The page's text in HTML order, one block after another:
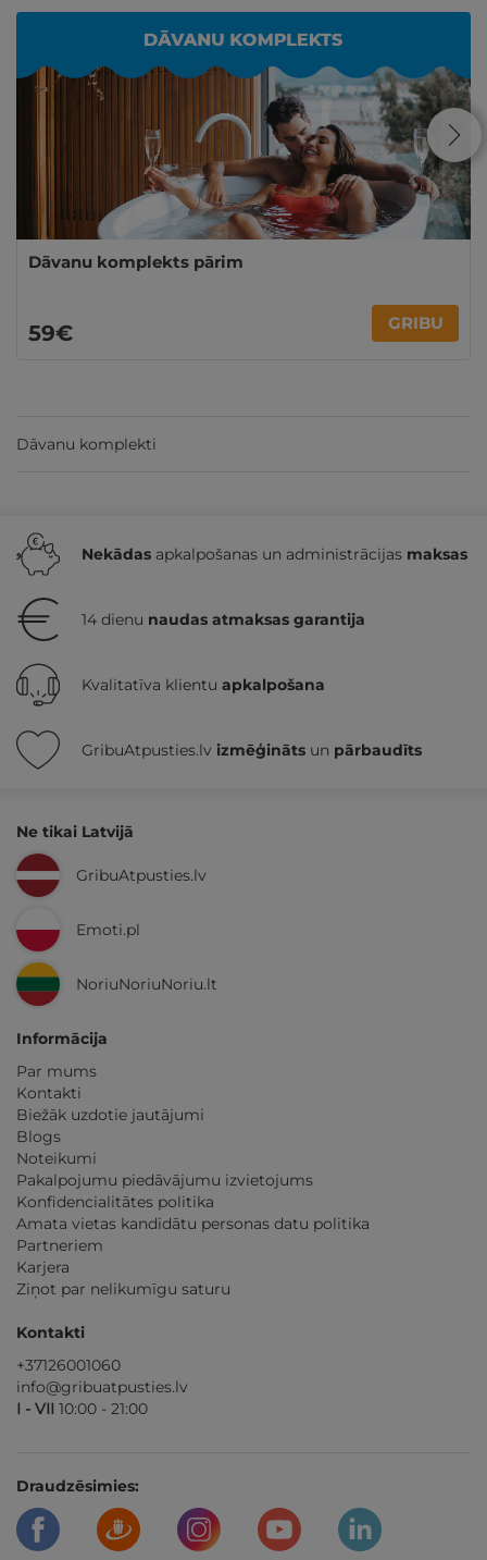
Dāvanu komplekts pārim
59€ GRIBU
Dāvanu komplekti
Nekādas apkalpošanas un administrācijas maksas
14 dienu naudas atmaksas garantija
Kvalitatīva klientu apkalpošana
GribuAtpusties.lv izmēģināts un pārbaudīts
Ne tikai Latvijā
GribuAtpusties.lv
Emoti.pl
NoriuNoriuNoriu.lt
Informācija
Par mums
Kontakti
Biežāk uzdotie jautājumi
Blogs
Noteikumi
Pakalpojumu piedāvājumu izvietojums
Konfidencialitātes politika
Amata vietas kandidātu personas datu politika
Partneriem
Karjera
Ziņot par nelikumīgu saturu
Kontakti
+37126001060
info@gribuatpusties.lv
I - VII 10:00 - 21:00
Draudzēsimies: